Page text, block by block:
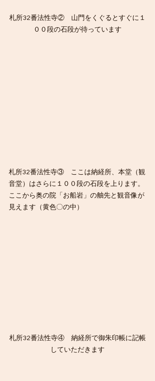
札所32番法性寺②　山門をくぐるとすぐに１
００段の石段が待っています
札所32番法性寺③　ここは納経所、本堂（観
音堂）はさらに１００段の石段を上ります。
ここから奥の院「お船岩」の舳先と観音像が
見えます（黄色〇の中）
札所32番法性寺④　納経所で御朱印帳に記帳
していただきます